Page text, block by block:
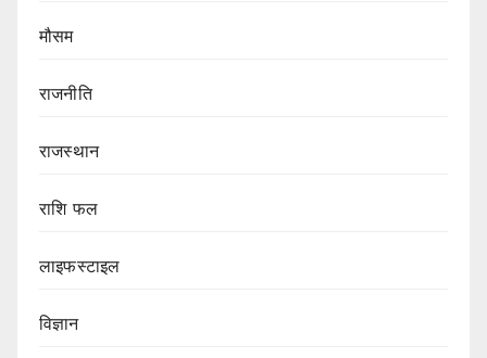
मौसम
राजनीति
राजस्थान
राशि फल
लाइफस्टाइल
विज्ञान